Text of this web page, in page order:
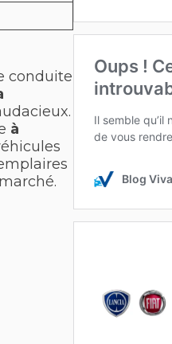
conduite
à